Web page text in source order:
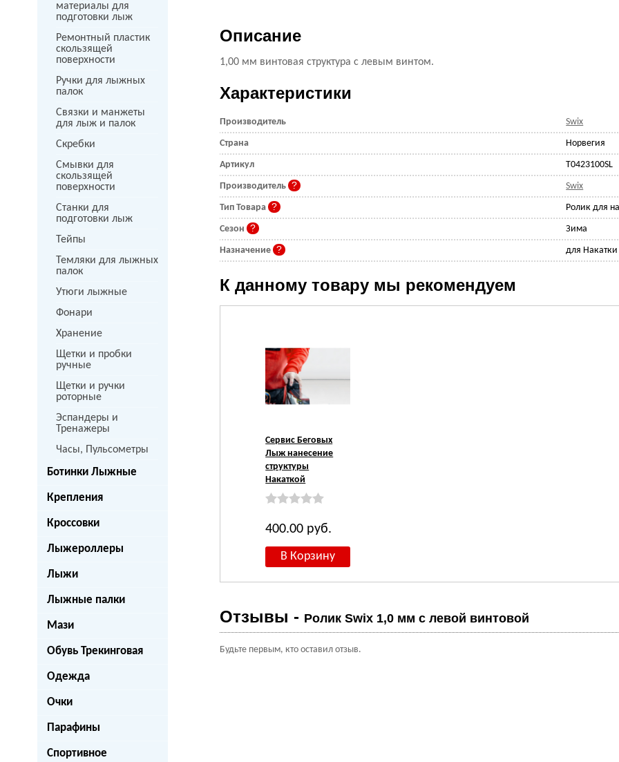
материалы для
подготовки лыж
Ремонтный пластик
скользящей
поверхности
Ручки для лыжных
палок
Связки и манжеты
для лыж и палок
Скребки
Смывки для
скользящей
поверхности
Станки для
подготовки лыж
Тейпы
Темляки для лыжных
палок
Утюги лыжные
Фонари
Хранение
Щетки и пробки
ручные
Щетки и ручки
роторные
Эспандеры и
Тренажеры
Часы, Пульсометры
Ботинки Лыжные
Крепления
Кроссовки
Лыжероллеры
Лыжи
Лыжные палки
Мази
Обувь Трекинговая
Одежда
Очки
Парафины
Спортивное
Описание
1,00 мм винтовая структура с левым винтом.
Характеристики
Производитель Swix
Страна Норвегия
Артикул T0423100SL
Производитель Swix
Тип Товара Ролик для
Сезон Зима
Назначение для Накатки
К данному товару мы рекомендуем
Сервис Беговых
Лыж нанесение
структуры
Накаткой
400.00 руб.
Отзывы - Ролик Swix 1,0 мм с левой винтовой
Будьте первым, кто оставил отзыв.